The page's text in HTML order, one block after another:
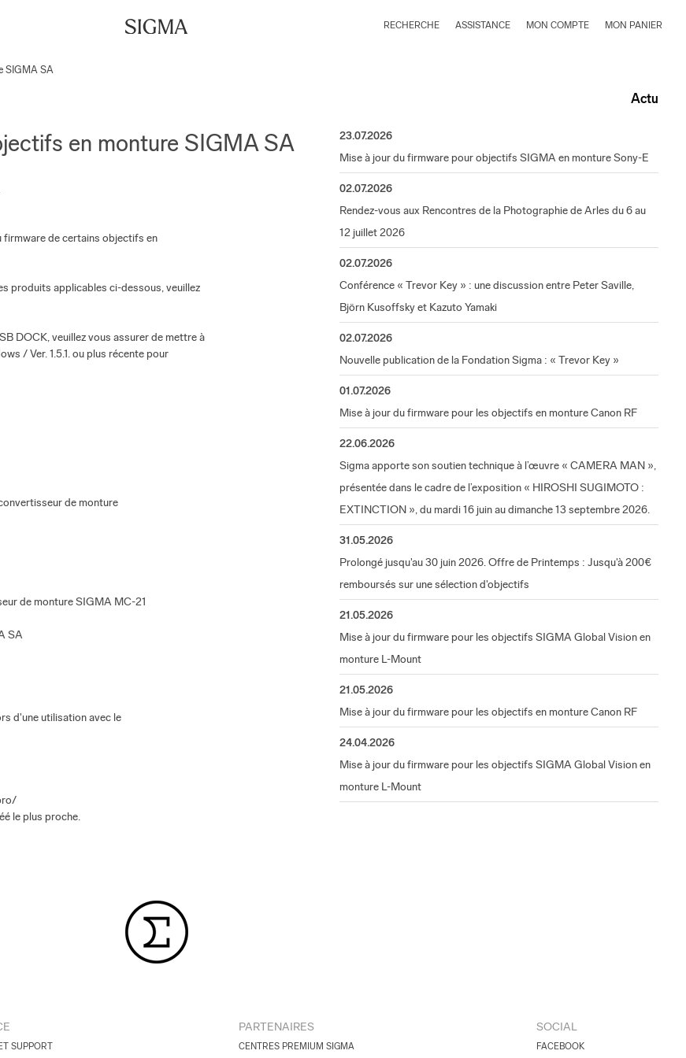
RECHERCHE ASSISTANCE MON COMPTE MON PANIER
SIGMA SA
en monture SIGMA SA
firmware de certains objectifs en
produits applicables ci-dessous, veuillez
DOCK, veuillez vous assurer de mettre à
/ Ver. 1.5.1. ou plus récente pour
de monture
de monture SIGMA MC-21
SA
d'une utilisation avec le
le plus proche.
Actu
23.07.2026
Mise à jour du firmware pour objectifs SIGMA en monture Sony-E
02.07.2026
Rendez-vous aux Rencontres de la Photographie de Arles du 6 au
12 juillet 2026
02.07.2026
Conférence « Trevor Key » : une discussion entre Peter Saville,
Björn Kusoffsky et Kazuto Yamaki
02.07.2026
Nouvelle publication de la Fondation Sigma : « Trevor Key »
01.07.2026
Mise à jour du firmware pour les objectifs en monture Canon RF
22.06.2026
Sigma apporte son soutien technique à l’œuvre « CAMERA MAN »,
présentée dans le cadre de l’exposition « HIROSHI SUGIMOTO :
EXTINCTION », du mardi 16 juin au dimanche 13 septembre 2026.
31.05.2026
Prolongé jusqu'au 30 juin 2026. Offre de Printemps : Jusqu'à 200€
remboursés sur une sélection d'objectifs
21.05.2026
Mise à jour du firmware pour les objectifs SIGMA Global Vision en
monture L-Mount
21.05.2026
Mise à jour du firmware pour les objectifs en monture Canon RF
24.04.2026
Mise à jour du firmware pour les objectifs SIGMA Global Vision en
monture L-Mount
SUPPORT
PARTENAIRES
CENTRES PREMIUM SIGMA
SOCIAL
FACEBOOK